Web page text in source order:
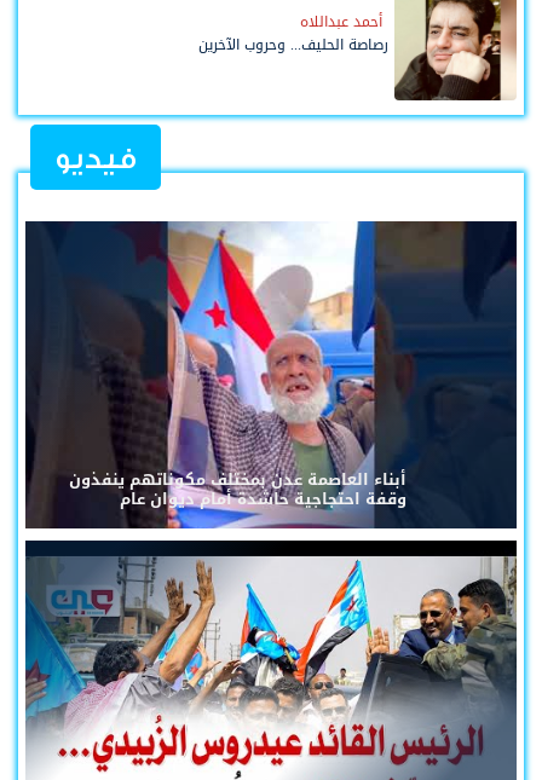
أحمد عبداللاه
رصاصة الحليف... وحروب الآخرين
فيديو
أبناء العاصمة عدن بمختلف مكوناتهم ينفذون
وقفة احتجاجية حاشدة أمام ديوان عام